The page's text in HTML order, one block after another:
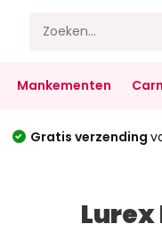
Mankementen
Gratis verzending
Lurex